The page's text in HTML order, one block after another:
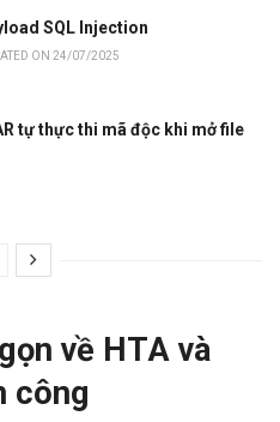
SQL Injection
ON 24/07/2025
tự thực thi mã độc khi mở file
về HTA và
công